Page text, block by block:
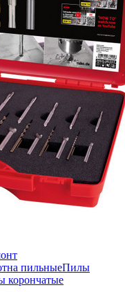
пильныеПилы
корончатые